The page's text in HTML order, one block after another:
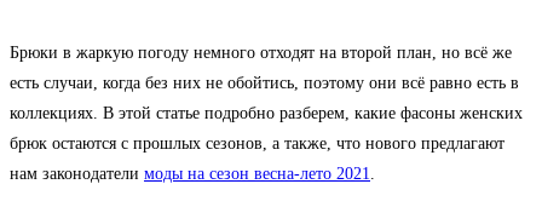
Брюки в жаркую погоду немного отходят на второй план, но всё же
есть случаи, когда без них не обойтись, поэтому они всё равно есть в
коллекциях. В этой статье подробно разберем, какие фасоны женских
брюк остаются с прошлых сезонов, а также, что нового предлагают
нам законодатели моды на сезон весна-лето 2021.